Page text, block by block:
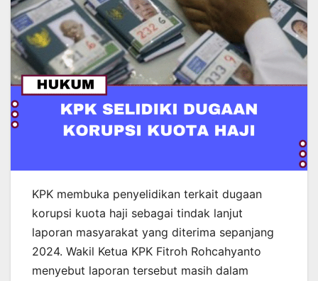
KPK membuka penyelidikan terkait dugaan
korupsi kuota haji sebagai tindak lanjut
laporan masyarakat yang diterima sepanjang
2024. Wakil Ketua KPK Fitroh Rohcahyanto
menyebut laporan tersebut masih dalam